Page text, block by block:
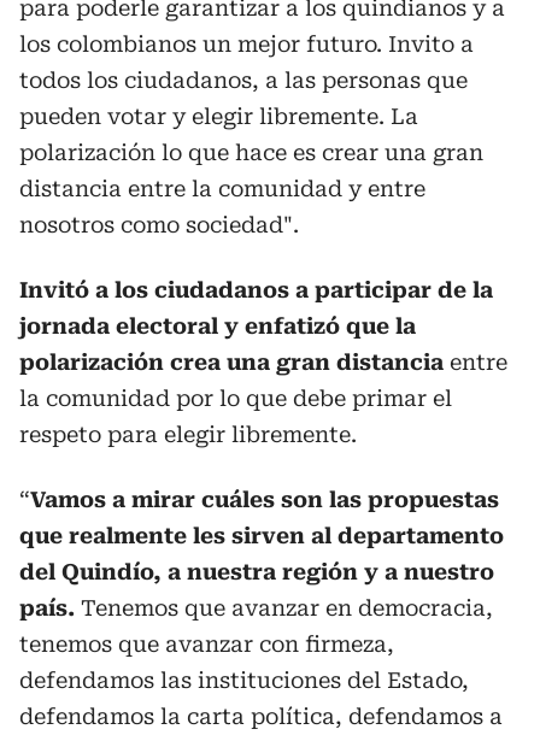
para poderle garantizar a los quindianos y a
los colombianos un mejor futuro. Invito a
todos los ciudadanos, a las personas que
pueden votar y elegir libremente. La
polarización lo que hace es crear una gran
distancia entre la comunidad y entre
nosotros como sociedad".
Invitó a los ciudadanos a participar de la
jornada electoral y enfatizó que la
polarización crea una gran distancia entre
la comunidad por lo que debe primar el
respeto para elegir libremente.
“Vamos a mirar cuáles son las propuestas
que realmente les sirven al departamento
del Quindío, a nuestra región y a nuestro
país. Tenemos que avanzar en democracia,
tenemos que avanzar con firmeza,
defendamos las instituciones del Estado,
defendamos la carta política, defendamos a